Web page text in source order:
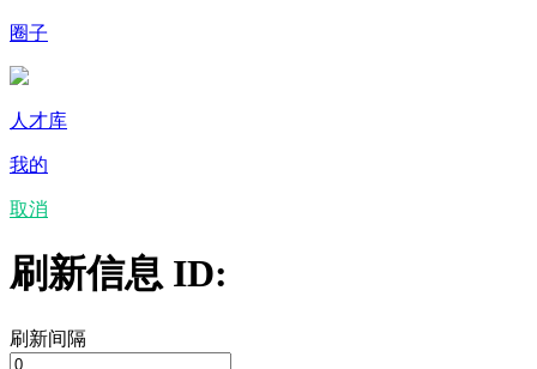
圈子
人才库
我的
取消
刷新信息 ID:
刷新间隔